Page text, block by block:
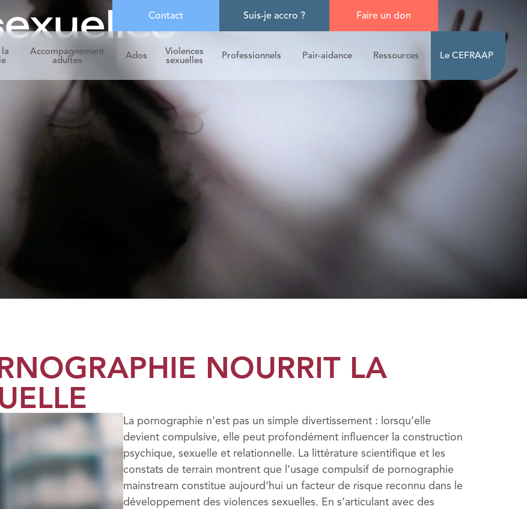
Accompagnement
adultes
Ados
Violences
sexuelles
Professionnels Pair-aidance Ressources Le CEFRAAP
Contact Suis-je accro ? Faire un don
NOURRIT LA
La pornographie n’est pas un simple divertissement : lorsqu’elle
devient compulsive, elle peut profondément influencer la construction
psychique, sexuelle et relationnelle. La littérature scientifique et les
constats de terrain montrent que l’usage compulsif de pornographie
mainstream constitue aujourd’hui un facteur de risque reconnu dans le
développement des violences sexuelles. En s’articulant avec des